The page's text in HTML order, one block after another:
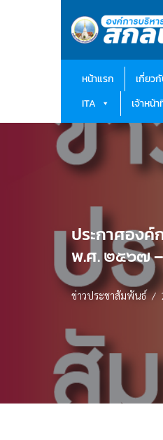
หน้าแรก เกี่ยว
ITA
เจ้าหน้า
ประกาศองค์
พ.ศ. ๒๕๖๗
ข่าวประชาสัมพันธ์